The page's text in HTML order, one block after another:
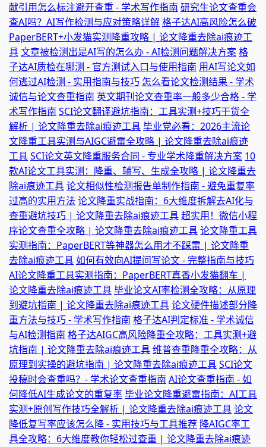
献引用怎么标注避开查重 - 学术写作指南 研究生论文查重会
查AI吗？AI写作检测与应对策略详解格子达AI高风险怎么破
PaperBERT+小发猫实测降重攻略 | 论文降重去除ai痕迹工
具文章被检测出是AI写的怎么办 - AI检测问题解决方案格
子达AI质检在哪测 - 官方测试入口与使用指南 用AI写论文如
何逃过AI检测 - 实用指南与技巧 怎么看论文检测结果 - 学术
诚信与论文查重指南 英文期刊论文查重率一般多少合格 - 学
术写作指南 SCI论文翻译避坑指南：工具实测+技巧干货全
解析 | 论文降重去除ai痕迹工具毕业党必看：2026主流论
文降重工具实测与AIGC避雷全攻略 | 论文降重去除ai痕迹
工具SCI论文英文降重服务合同 - 专业学术降重解决方案 10
款AI论文工具实测：降重、辅写、生成全攻略 | 论文降重去
除ai痕迹工具论文相似性检测报告单制作指南 - 避免重复率
过高的实用方法 论文降重实战指南：6大维度拆解去AI化与
查重避坑技巧 | 论文降重去除ai痕迹工具超实用！微信小程
序论文查重全攻略 | 论文降重去除ai痕迹工具论文降重工具
实测指南：PaperBERT等神器怎么用才不踩雷 | 论文降重
去除ai痕迹工具如何有效向AI提问写论文 - 完整指南与技巧
AI论文降重工具实测指南：PaperBERT真香小发猫翻车 |
论文降重去除ai痕迹工具毕业论文AI率检测全攻略：从原理
到避坑指南 | 论文降重去除ai痕迹工具论文硬件描述部分降
重方法与技巧 - 学术写作指南 格子达AI判定标准 - 学术诚信
与AI检测指南 格子达AIGC高风险降重全攻略：工具实测+避
坑指南 | 论文降重去除ai痕迹工具维普查重降重全攻略：从
原理到实操的避坑指南 | 论文降重去除ai痕迹工具SCI论文
投稿时会查重吗？- 学术论文查重指南 AI论文查重指南 - 如
何降低AI生成论文的重复率毕业论文降重避雷指南：AI工具
实测+原创写作技巧全解析 | 论文降重去除ai痕迹工具论文
降低复写率应该怎么降 - 实用技巧与工具推荐 降AIGC率工
具全攻略：6大维度教你轻松过查重 | 论文降重去除ai痕迹